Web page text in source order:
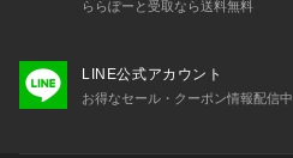
ららぽーと受取なら送料無料
LINE公式アカウント
お得なセール・クーポン情報配信中